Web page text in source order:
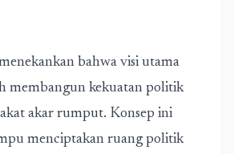
bahwa visi utama
membangun kekuatan politik
akar rumput. Konsep ini
menciptakan ruang politik